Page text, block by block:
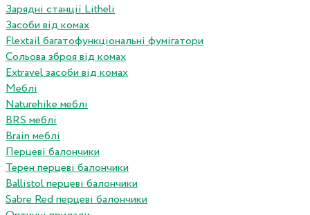
Зарядні станції Litheli
Засоби від комах
Flextail багатофункціональні фумігатори
Сольова зброя від комах
Extravel засоби від комах
Меблі
Naturehike меблі
BRS меблі
Brain меблі
Перцеві балончики
Терен перцеві балончики
Ballistol перцеві балончики
Sabre Red перцеві балончики